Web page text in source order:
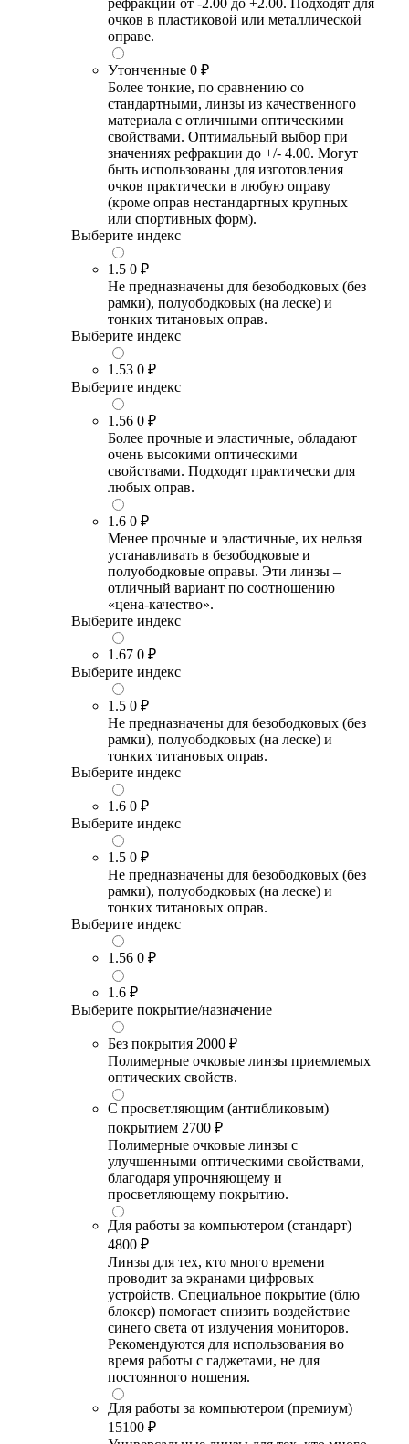
рефракции от -2.00 до +2.00. Подходят для
очков в пластиковой или металлической
оправе.
Утонченные 0 ₽
Более тонкие, по сравнению со
стандартными, линзы из качественного
материала с отличными оптическими
свойствами. Оптимальный выбор при
значениях рефракции до +/- 4.00. Могут
быть использованы для изготовления
очков практически в любую оправу
(кроме оправ нестандартных крупных
или спортивных форм).
Выберите индекс
1.5 0 ₽
Не предназначены для безободковых (без
рамки), полуободковых (на леске) и
тонких титановых оправ.
Выберите индекс
1.53 0 ₽
Выберите индекс
1.56 0 ₽
Более прочные и эластичные, обладают
очень высокими оптическими
свойствами. Подходят практически для
любых оправ.
1.6 0 ₽
Менее прочные и эластичные, их нельзя
устанавливать в безободковые и
полуободковые оправы. Эти линзы –
отличный вариант по соотношению
«цена-качество».
Выберите индекс
1.67 0 ₽
Выберите индекс
1.5 0 ₽
Не предназначены для безободковых (без
рамки), полуободковых (на леске) и
тонких титановых оправ.
Выберите индекс
1.6 0 ₽
Выберите индекс
1.5 0 ₽
Не предназначены для безободковых (без
рамки), полуободковых (на леске) и
тонких титановых оправ.
Выберите индекс
1.56 0 ₽
1.6 ₽
Выберите покрытие/назначение
Без покрытия 2000 ₽
Полимерные очковые линзы приемлемых
оптических свойств.
С просветляющим (антибликовым)
покрытием 2700 ₽
Полимерные очковые линзы с
улучшенными оптическими свойствами,
благодаря упрочняющему и
просветляющему покрытию.
Для работы за компьютером (стандарт)
4800 ₽
Линзы для тех, кто много времени
проводит за экранами цифровых
устройств. Специальное покрытие (блю
блокер) помогает снизить воздействие
синего света от излучения мониторов.
Рекомендуются для использования во
время работы с гаджетами, не для
постоянного ношения.
Для работы за компьютером (премиум)
15100 ₽